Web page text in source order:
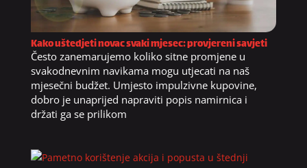
Kako uštedjeti novac svaki mjesec: provjereni savjeti
Često zanemarujemo koliko sitne promjene u
svakodnevnim navikama mogu utjecati na naš
mjesečni budžet. Umjesto impulzivne kupovine,
dobro je unaprijed napraviti popis namirnica i
držati ga se prilikom